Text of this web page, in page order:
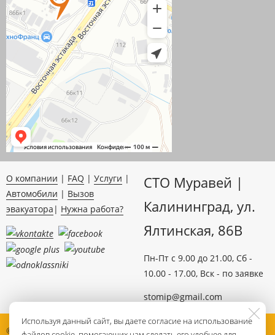
О компании | FAQ | Услуги |
Автомобили | Вызов
эвакуатора | Нужна работа?
СТО Муравей |
Калининград, ул.
Ялтинская, 86B
Пн-Пт c 9.00 до 21.00, Сб -
10.00 - 17.00, Вск - по заявке
stomip@gmail.com
© 2000-2025 Автосервис ИП Муравьев И.П. ОГРНИП
Используя данный сайт, вы даете согласие на использование